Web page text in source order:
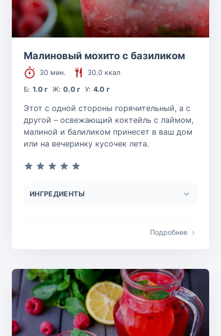
Малиновый мохито с базиликом
30 мин.
30.0 ккал
Б:1.0 г Ж: 0.0 г У: 4.0 г
Этот с одной стороны горячительный, а с
другой – освежающий коктейль с лаймом,
малиной и балиликом принесет в ваш дом
или на вечеринку кусочек лета.
ИНГРЕДИЕНТЫ
Подробнее